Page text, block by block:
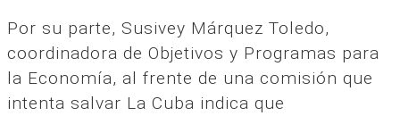
Por su parte, Susivey Márquez Toledo,
coordinadora de Objetivos y Programas para
la Economía, al frente de una comisión que
intenta salvar La Cuba indica que